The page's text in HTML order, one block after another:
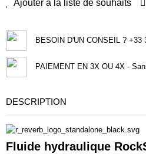
Ajouter à la liste de souhaits
BESOIN D'UN CONSEIL ? +33
PAIEMENT EN 3X OU 4X -
DESCRIPTION
Fluide hydraulique